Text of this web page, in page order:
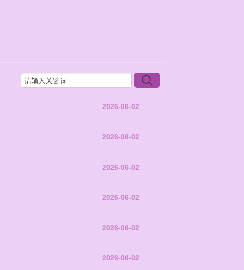
2026-06-02
2026-06-02
2026-06-02
2026-06-02
2026-06-02
2026-06-02